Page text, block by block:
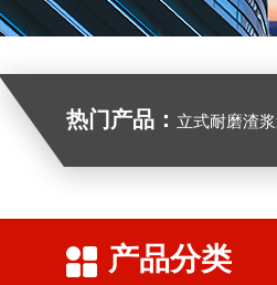
热门产品： 立式耐磨渣
产品分类